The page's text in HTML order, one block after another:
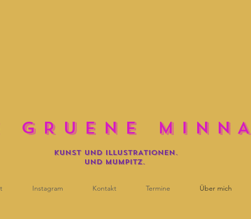
G R U E N E M I N N
KUNST UND iLLUSTRATIONEN.
und mumpitz.
Instagram Kontakt Termine Über mich